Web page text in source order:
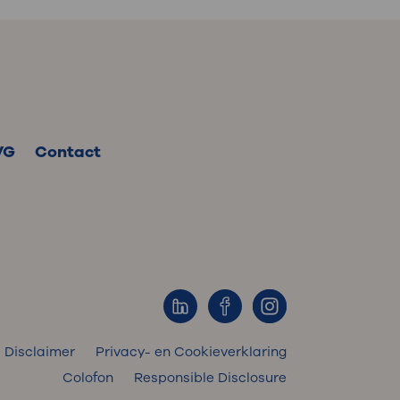
Contact
Disclaimer
Privacy- en Cookieverklaring
Colofon
Responsible Disclosure